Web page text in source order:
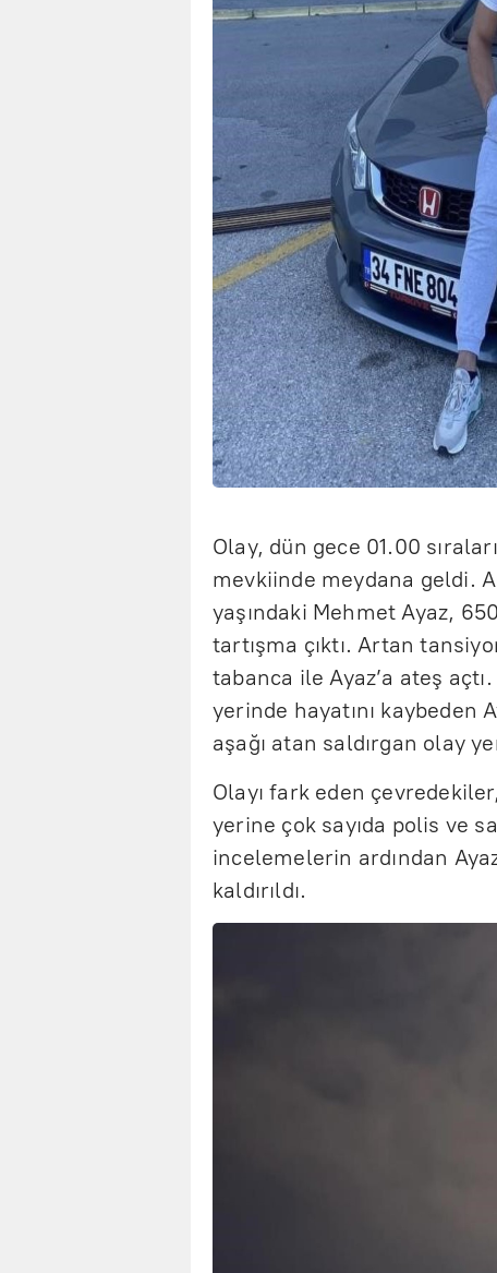
Olay, dün gece 01.00
mevkiinde meydana geldi.
yaşındaki Mehmet Ayaz,
tartışma çıktı. Artan
tabanca ile Ayaz’a ateş
yerinde hayatını kaybeden
aşağı atan saldırgan olay
Olayı fark eden
yerine çok sayıda polis ve
incelemelerin ardından
kaldırıldı.